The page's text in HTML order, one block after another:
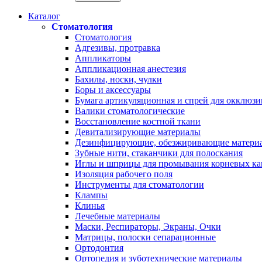
Каталог
Стоматология
Стоматология
Адгезивы, протравка
Аппликаторы
Аппликационная анестезия
Бахилы, носки, чулки
Боры и аксессуары
Бумага артикуляционная и спрей для
Валики стоматологические
Восстановление костной ткани
Девитализирующие материалы
Дезинфицирующие, обезжиривающие
Зубные нити, стаканчики для полоскания
Иглы и шприцы для промывания корневых
Изоляция рабочего поля
Инструменты для стоматологии
Клампы
Клинья
Лечебные материалы
Маски, Респираторы, Экраны, Очки
Матрицы, полоски сепарационные
Ортодонтия
Ортопедия и зуботехнические материалы